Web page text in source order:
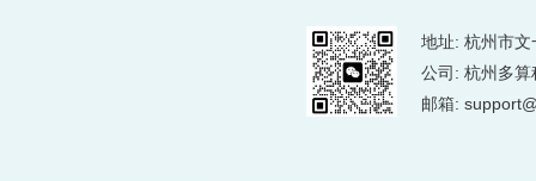
地址: 杭州市
公司: 杭州多
邮箱: